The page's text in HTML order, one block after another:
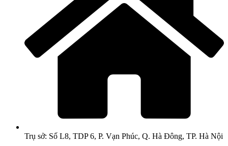
Trụ sở: Số L8, TDP 6, P. Vạn Phúc, Q. Hà Đông, TP. Hà Nội